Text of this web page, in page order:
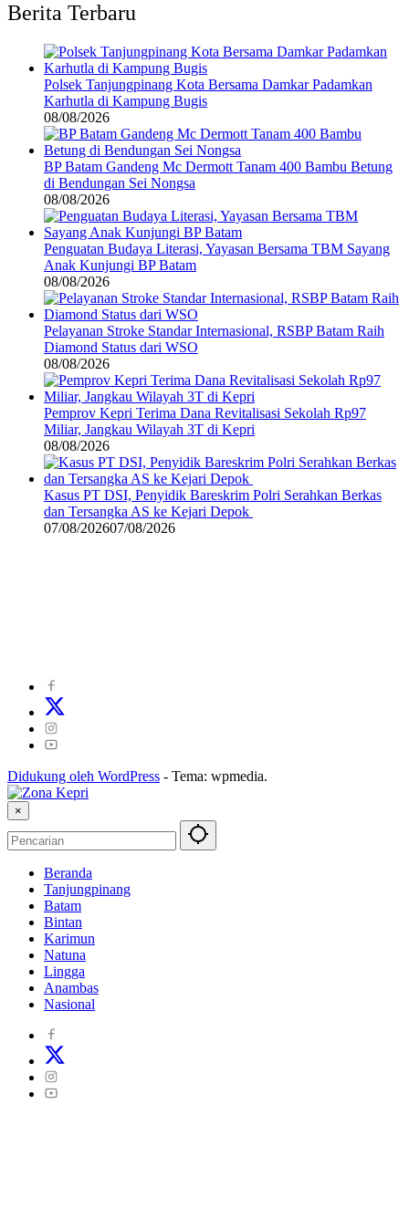
Berita Terbaru
Polsek Tanjungpinang Kota Bersama Damkar Padamkan
Karhutla di Kampung Bugis
08/08/2026
BP Batam Gandeng Mc Dermott Tanam 400 Bambu Betung
di Bendungan Sei Nongsa
08/08/2026
Penguatan Budaya Literasi, Yayasan Bersama TBM Sayang
Anak Kunjungi BP Batam
08/08/2026
Pelayanan Stroke Standar Internasional, RSBP Batam Raih
Diamond Status dari WSO
08/08/2026
Pemprov Kepri Terima Dana Revitalisasi Sekolah Rp97
Miliar, Jangkau Wilayah 3T di Kepri
08/08/2026
Kasus PT DSI, Penyidik Bareskrim Polri Serahkan Berkas
dan Tersangka AS ke Kejari Depok
07/08/202607/08/2026
Didukung oleh WordPress - Tema: wpmedia.
×
Beranda
Tanjungpinang
Batam
Bintan
Karimun
Natuna
Lingga
Anambas
Nasional